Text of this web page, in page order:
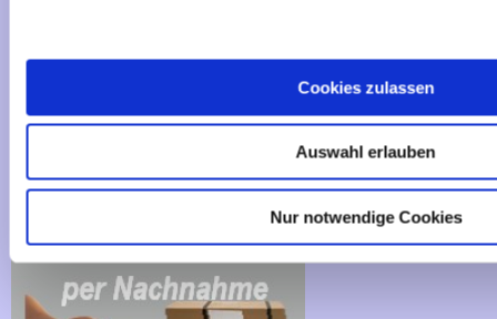
Cookies zulassen
Auswahl erlauben
Nur notwendige Cookies
Cookies - Declaration